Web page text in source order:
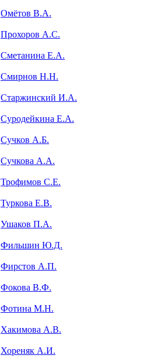
Омётов В.А.
Прохоров А.С.
Сметанина Е.А.
Смирнов Н.Н.
Старжинский И.А.
Суродейкина Е.А.
Сучков А.Б.
Сучкова А.А.
Трофимов С.Е.
Туркова Е.В.
Ушаков П.А.
Фильшин Ю.Д.
Фирстов А.П.
Фокова В.Ф.
Фотина М.Н.
Хакимова А.В.
Хореняк А.И.